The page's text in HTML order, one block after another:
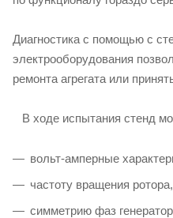
Диагностика с помощью с
электрооборудования
ремонта агрегата или
В ходе испытания стенд
вольт-амперные
частоту вращения
симметрию фаз